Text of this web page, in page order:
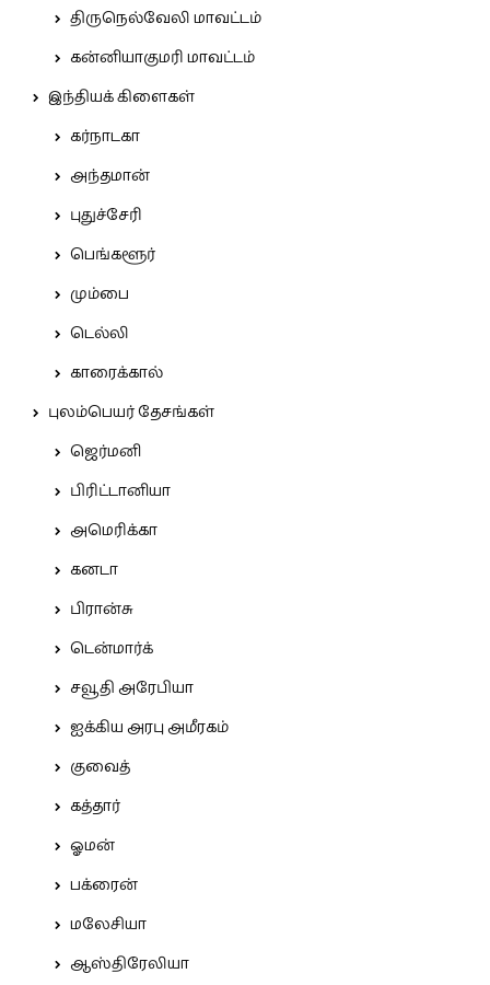
திருநெல்வேலி மாவட்டம்
கன்னியாகுமரி மாவட்டம்
இந்தியக் கிளைகள்
கர்நாடகா
அந்தமான்
புதுச்சேரி
பெங்களூர்
மும்பை
டெல்லி
காரைக்கால்
புலம்பெயர் தேசங்கள்
ஜெர்மனி
பிரிட்டானியா
அமெரிக்கா
கனடா
பிரான்சு
டென்மார்க்
சவூதி அரேபியா
ஐக்கிய அரபு அமீரகம்
குவைத்
கத்தார்
ஓமன்
பக்ரைன்
மலேசியா
ஆஸ்திரேலியா